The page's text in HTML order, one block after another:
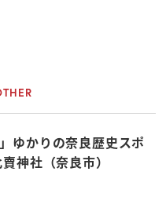
ゆかりの奈良歴史スポ
神社（奈良市）